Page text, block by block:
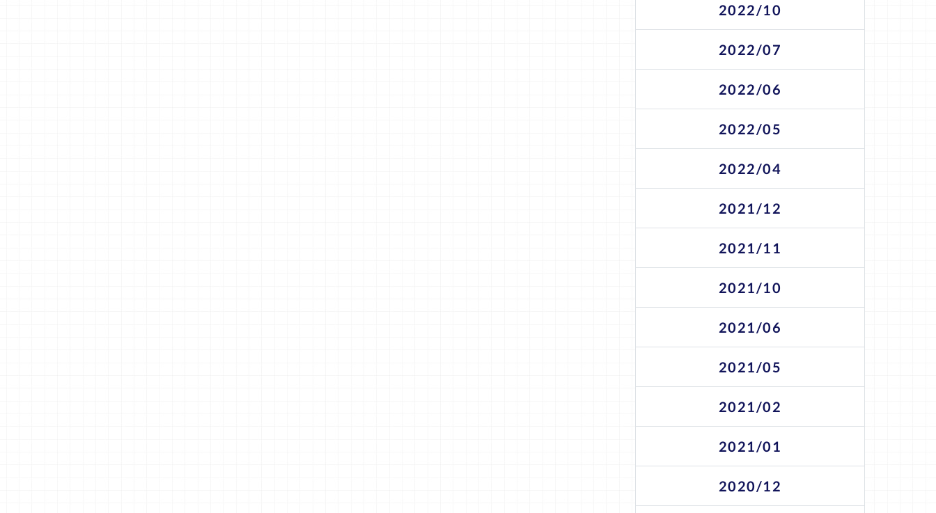
2022/10
2022/07
2022/06
2022/05
2022/04
2021/12
2021/11
2021/10
2021/06
2021/05
2021/02
2021/01
2020/12